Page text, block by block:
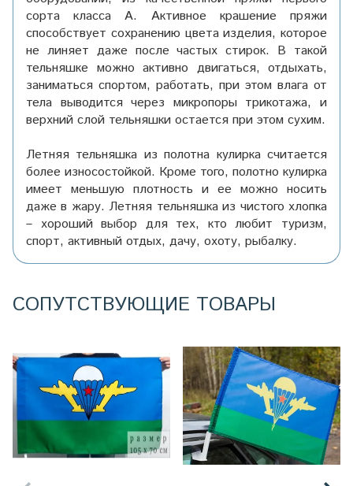
сорта класса А. Активное крашение пряжи
способствует сохранению цвета изделия, которое
не линяет даже после частых стирок. В такой
тельняшке можно активно двигаться, отдыхать,
заниматься спортом, работать, при этом влага от
тела выводится через микропоры трикотажа, и
верхний слой тельняшки остается при этом сухим.
Летняя тельняшка из полотна кулирка считается
более износостойкой. Кроме того, полотно кулирка
имеет меньшую плотность и ее можно носить
даже в жару. Летняя тельняшка из чистого хлопка
– хороший выбор для тех, кто любит туризм,
спорт, активный отдых, дачу, охоту, рыбалку.
СОПУТСТВУЮЩИЕ ТОВАРЫ